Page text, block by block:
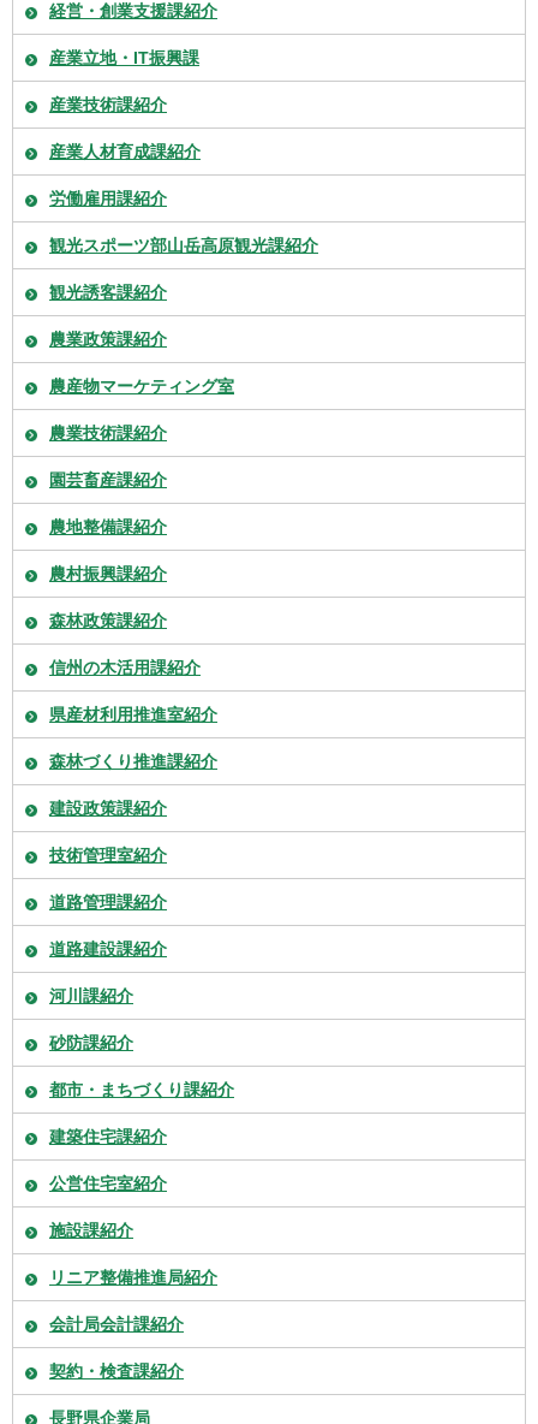
経営・創業支援課紹介
産業立地・IT振興課
産業技術課紹介
産業人材育成課紹介
労働雇用課紹介
観光スポーツ部山岳高原観光課紹介
観光誘客課紹介
農業政策課紹介
農産物マーケティング室
農業技術課紹介
園芸畜産課紹介
農地整備課紹介
農村振興課紹介
森林政策課紹介
信州の木活用課紹介
県産材利用推進室紹介
森林づくり推進課紹介
建設政策課紹介
技術管理室紹介
道路管理課紹介
道路建設課紹介
河川課紹介
砂防課紹介
都市・まちづくり課紹介
建築住宅課紹介
公営住宅室紹介
施設課紹介
リニア整備推進局紹介
会計局会計課紹介
契約・検査課紹介
長野県企業局